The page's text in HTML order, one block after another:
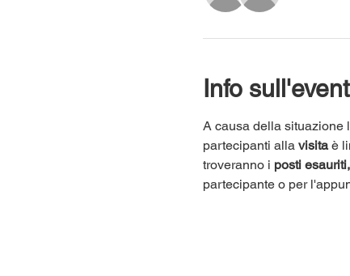
Info
A causa della situazione
partecipanti alla visita è
troveranno i posti esauriti,
partecipante o per